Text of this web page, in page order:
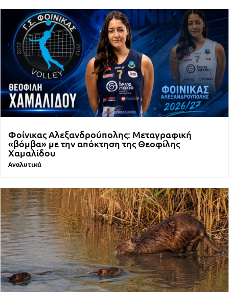
Φοίνικας Αλεξανδρούπολης: Μεταγραφική
«βόμβα» με την απόκτηση της Θεοφίλης
Χαμαλίδου
Αναλυτικά